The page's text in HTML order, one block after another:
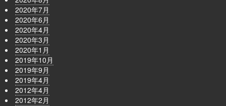
2020年7月
2020年6月
2020年4月
2020年3月
2020年1月
2019年10月
2019年9月
2019年4月
2012年4月
2012年2月